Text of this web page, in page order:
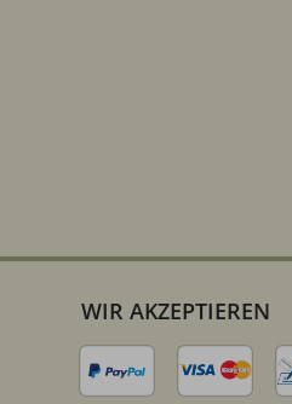
WIR AKZEPTIEREN